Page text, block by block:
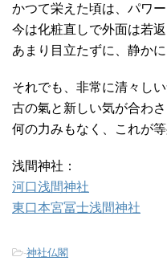
かつて栄えた頃は、パワ
今は化粧直しで外面は若返
あまり目立たずに、静かに
それでも、非常に清々しい
古の氣と新しい気が合わ
何の力みもなく、これが
浅間神社：
河口浅間神社
東口本宮冨士浅間神社
-神社仏閣